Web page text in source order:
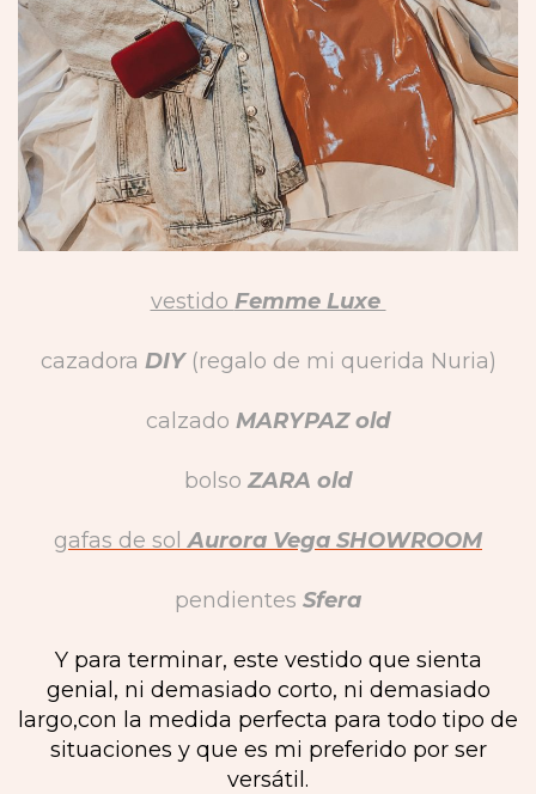
vestido Femme Luxe
cazadora DIY(regalo de mi querida Nuria)
calzado MARYPAZ old
bolso ZARA old
gafas de solAurora Vega SHOWROOM
pendientes Sfera
Y para terminar, este vestido que sienta
genial, ni demasiado corto, ni demasiado
largo,con la medida perfecta para todo tipo de
situaciones y que es mi preferido por ser
versátil.